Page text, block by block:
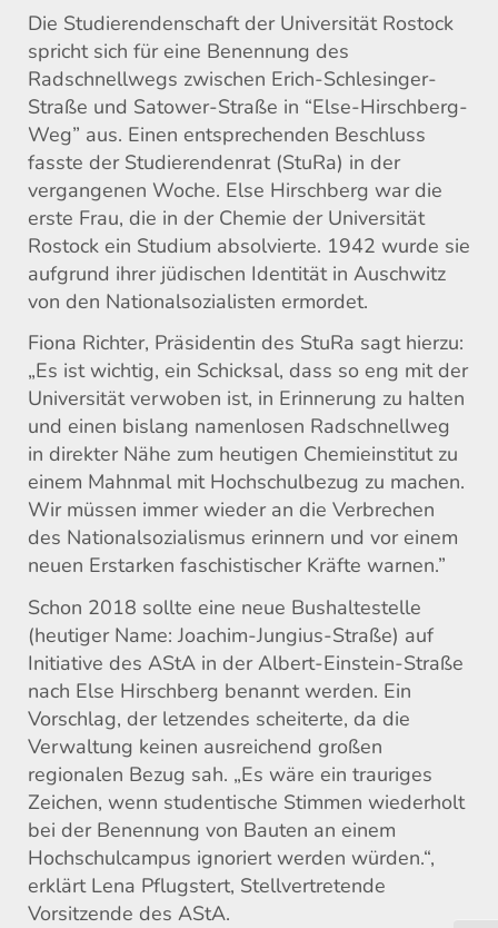
Die Studierendenschaft der Universität Rostock
spricht sich für eine Benennung des
Radschnellwegs zwischen Erich-Schlesinger-
Straße und Satower-Straße in “Else-Hirschberg-
Weg” aus. Einen entsprechenden Beschluss
fasste der Studierendenrat (StuRa) in der
vergangenen Woche. Else Hirschberg war die
erste Frau, die in der Chemie der Universität
Rostock ein Studium absolvierte. 1942 wurde sie
aufgrund ihrer jüdischen Identität in Auschwitz
von den Nationalsozialisten ermordet.
Fiona Richter, Präsidentin des StuRa sagt hierzu:
„Es ist wichtig, ein Schicksal, dass so eng mit der
Universität verwoben ist, in Erinnerung zu halten
und einen bislang namenlosen Radschnellweg
in direkter Nähe zum heutigen Chemieinstitut zu
einem Mahnmal mit Hochschulbezug zu machen.
Wir müssen immer wieder an die Verbrechen
des Nationalsozialismus erinnern und vor einem
neuen Erstarken faschistischer Kräfte warnen.”
Schon 2018 sollte eine neue Bushaltestelle
(heutiger Name: Joachim-Jungius-Straße) auf
Initiative des AStA in der Albert-Einstein-Straße
nach Else Hirschberg benannt werden. Ein
Vorschlag, der letzendes scheiterte, da die
Verwaltung keinen ausreichend großen
regionalen Bezug sah. „Es wäre ein trauriges
Zeichen, wenn studentische Stimmen wiederholt
bei der Benennung von Bauten an einem
Hochschulcampus ignoriert werden würden.“,
erklärt Lena Pflugstert, Stellvertretende
Vorsitzende des AStA.